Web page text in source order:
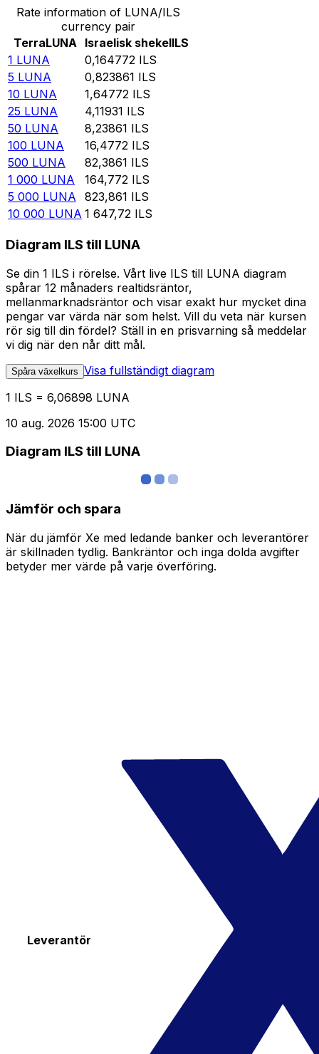
Rate information of LUNA/ILS
currency pair
TerraLUNA Israelisk shekelILS
1 LUNA 0,164772 ILS
5 LUNA 0,823861 ILS
10 LUNA 1,64772 ILS
25 LUNA 4,11931 ILS
50 LUNA 8,23861 ILS
100 LUNA 16,4772 ILS
500 LUNA 82,3861 ILS
1 000 LUNA 164,772 ILS
5 000 LUNA 823,861 ILS
10 000 LUNA 1 647,72 ILS
Diagram ILS till LUNA
Se din 1 ILS i rörelse. Vårt live ILS till LUNA diagram
spårar 12 månaders realtidsräntor,
mellanmarknadsräntor och visar exakt hur mycket dina
pengar var värda när som helst. Vill du veta när kursen
rör sig till din fördel? Ställ in en prisvarning så meddelar
vi dig när den når ditt mål.
Spåra växelkurs Visa fullständigt diagram
1 ILS = 6,06898 LUNA
10 aug. 2026 15:00 UTC
Diagram ILS till LUNA
Jämför och spara
När du jämför Xe med ledande banker och leverantörer
är skillnaden tydlig. Bankräntor och inga dolda avgifter
betyder mer värde på varje överföring.
Leverantör